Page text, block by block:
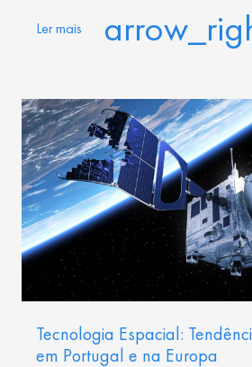
Ler mais
Tecnologia Espacial:
em Portugal e na Europa